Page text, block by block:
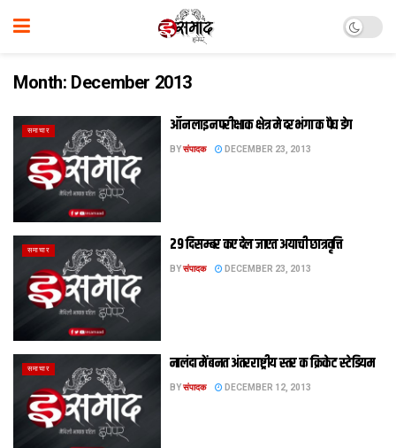
Month: December 2013
समाचार ऑन लाइन परीक्षाक क्षेत्र मे दरभंगा क पैघ डेग
BYसंपादक DECEMBER 23, 2013
समाचार 29 दिसम्बर कए देल जाएत अयाची छात्रवृत्ति
BYसंपादक DECEMBER 23, 2013
समाचार नालंदा में बनत अंतरराष्ट्रीय स्तर क क्रिकेट स्टेडियम
BYसंपादक DECEMBER 12, 2013